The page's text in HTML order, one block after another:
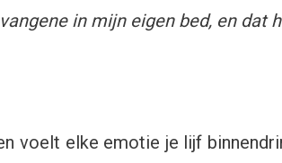
in mijn eigen bed, en dat
voelt elke emotie je lijf